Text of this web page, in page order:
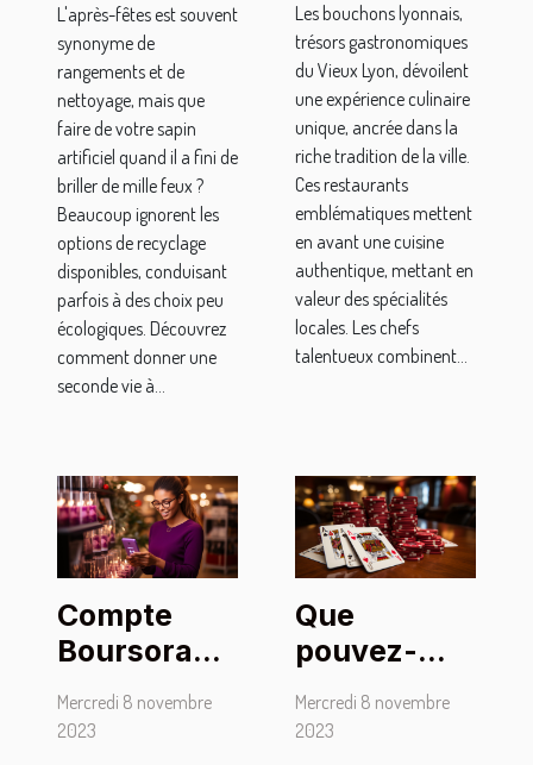
fêtes
L'après-fêtes est souvent
synonyme de
rangements et de
nettoyage, mais que
faire de votre sapin
artificiel quand il a fini de
briller de mille feux ?
Beaucoup ignorent les
options de recyclage
disponibles, conduisant
parfois à des choix peu
écologiques. Découvrez
comment donner une
seconde vie à...
de
particulier à
un séjour
dans le
Vieux Lyon
?
Les bouchons lyonnais,
trésors gastronomiques
du Vieux Lyon, dévoilent
une expérience culinaire
unique, ancrée dans la
riche tradition de la ville.
Ces restaurants
emblématiques mettent
en avant une cuisine
authentique, mettant en
valeur des spécialités
locales. Les chefs
talentueux combinent...
Compte
Boursorama
Banque :
comment
Mercredi 8 novembre
2023
Que
pouvez-
vous retenir
du
Mercredi 8 novembre
2023